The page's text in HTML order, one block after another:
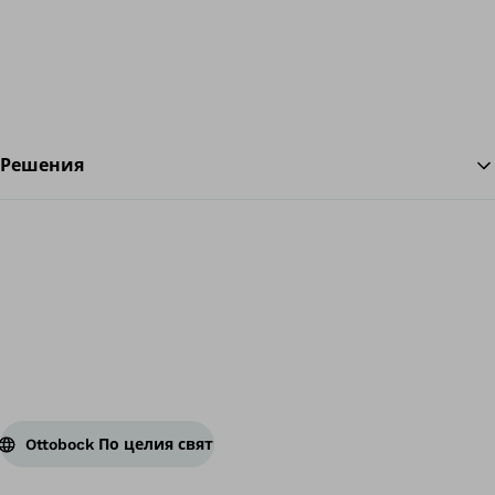
Решения
Ottobock По целия свят